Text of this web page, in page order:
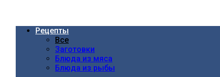
Рецепты
Все
Заготовки
Блюда из мяса
Блюда из рыбы